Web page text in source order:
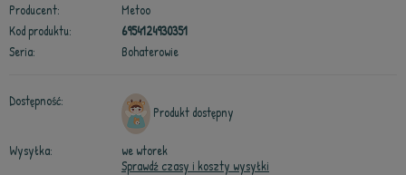
Producent:
Metoo
Kod produktu:
6954124930351
Seria:
Bohaterowie
Dostępność:
Produkt dostępny
Wysyłka:
we wtorek
Sprawdź czasy i koszty wysyłki